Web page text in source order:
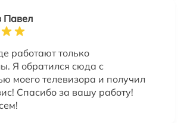
Павел
работают только
Я обратился сюда с
моего телевизора и получил
Спасибо за вашу работу!